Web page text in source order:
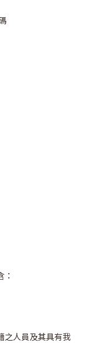
之人員及其具有我